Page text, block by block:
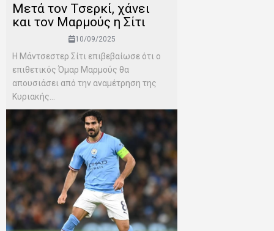
Μετά τον Τσερκί, χάνει
και τον Μαρμούς η Σίτι
10/09/2025
Η Μάντσεστερ Σίτι επιβεβαίωσε ότι ο
επιθετικός Όμαρ Μαρμούς θα
απουσιάσει από την αναμέτρηση της
Κυριακής...